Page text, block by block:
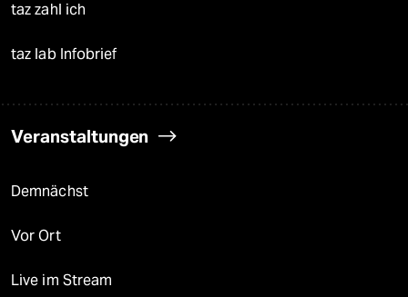
taz zahl ich
taz lab Infobrief
Veranstaltungen
Demnächst
Vor Ort
Live im Stream